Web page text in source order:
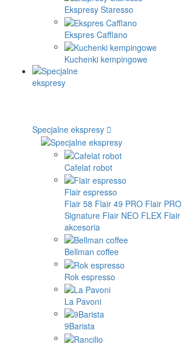
Ekspresy Staresso
Ekspres Cafflano
Kuchenki kempingowe
Specjalne ekspresy
Cafelat robot
Flair espresso
Flair 58 Flair 49 PRO Flair PRO
Signature Flair NEO FLEX
akcesoria
Bellman coffee
Rok espresso
La Pavoni
9Barista